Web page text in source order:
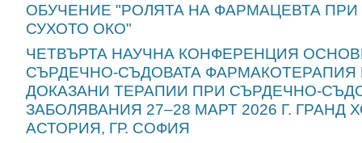
ОБУЧЕНИЕ "РОЛЯТА НА ФАРМАЦЕВТА
СУХОТО ОКО"
ЧЕТВЪРТА НАУЧНА КОНФЕРЕНЦИЯ
СЪРДЕЧНО-СЪДОВАТА ФАРМАКОТЕРАПИЯ
ДОКАЗАНИ ТЕРАПИИ ПРИ СЪРДЕЧНО-
ЗАБОЛЯВАНИЯ 27–28 МАРТ 2026 Г. ГРАНД
АСТОРИЯ, ГР. СОФИЯ